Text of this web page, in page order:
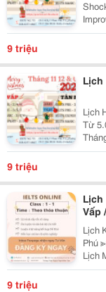
Shock
Improver Tối 2
18:00 Đến 21:00
9 triệu
Lịch
Lịch
Từ 5.0 Đến 7.0+
Tháng 07 1/ Ielts Improver
13/07/2026 Khung Giờ:
9 triệu
Lịch
Vấp
Lịch
Phú ≫≫≫Nhóm Lớp 3 Tháng/ Đóng Tiền Hp Theo Khóa +
Lịch
Lớp
9 triệu